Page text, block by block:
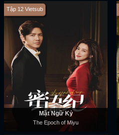
Tập 12 Vietsub
Mật Ngữ Kỷ
The Epoch of Miyu